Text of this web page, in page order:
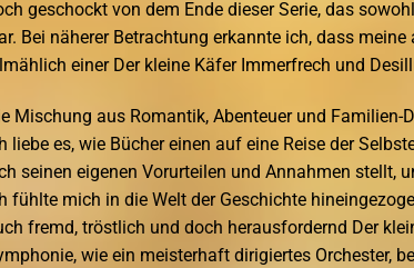
geschockt von dem Ende dieser Serie, das
Bei näherer Betrachtung erkannte ich, dass
einer Der kleine Käfer Immerfrech und
Mischung aus Romantik, Abenteuer und
liebe es, wie Bücher einen auf eine Reise der
seinen eigenen Vorurteilen und Annahmen stellt,
fühlte mich in die Welt der Geschichte
fremd, tröstlich und doch herausfordernd Der
wie ein meisterhaft dirigiertes Orchester,